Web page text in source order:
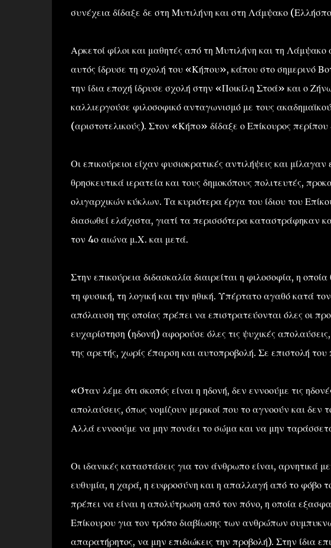
συνέχεια δίδαξε δε στη Μυτιλήνη και στη Λάμψακο
Αρκετοί φίλοι και μαθητές από τη Μυτιλήνη και τη
αυτός ίδρυσε τη σχολή του «Κήπου», κάπου στο σημερινό
την ίδια εποχή ίδρυσε σχολή στην «Ποικίλη Στοά» και ο
καλλιεργούσε φιλοσοφικό ανταγωνισμό με τους
(αριστοτελικούς). Στον «Κήπο» δίδαξε ο Επίκουρος
Οι επικούρειοι είχαν φυσιοκρατικές αντιλήψεις και μίλαγαν
θρησκευτικά ιερατεία και τους δημοκόπους πολιτευτές,
ολιγαρχικών κύκλων. Τα κυριότερα έργα του ίδιου του
διασωθεί ελάχιστα, γιατί τα περισσότερα καταστράφηκαν
τον 4ο αιώνα μ.Χ. και μετά.
Στην επικούρεια διδασκαλία διαιρείται η φιλοσοφία, η
τη φυσική, τη λογική και την ηθική. Υπέρτατο αγαθό κατά
απόλαυση της οποίας πρέπει να επιστρατεύονται όλες οι
ευχαρίστηση (ηδονή) αφορούσε όλες τις ψυχικές
της αρετής, χωρίς έπαρση και αυτοπροβολή. Σε επιστολή
«Όταν λέμε ότι σκοπός είναι η ηδονή, δεν εννοούμε τις
απολαύσεις, όπως νομίζουν μερικοί που το αγνοούν και δεν
Αλλά εννοούμε να μην πονάει το σώμα και να μην
Οι ιδανικές καταστάσεις για τον άνθρωπο είναι, αρνητικά
ευθυμία, η χαρά, η ευφροσύνη και η απαλλαγή από το φόβο
πρέπει να είναι η απολύτρωση από τον πόνο, η οποία
Επίκουρου για τον τρόπο διαβίωσης των ανθρώπων
απαρατήρητος, να μην επιδιώκεις την προβολή). Στην ίδια